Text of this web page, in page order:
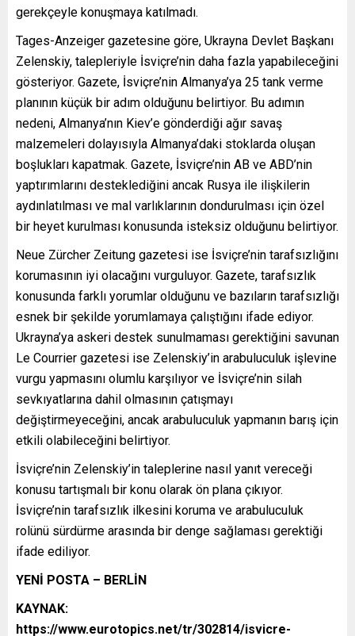
gerekçeyle konuşmaya katılmadı.
Tages-Anzeiger gazetesine göre, Ukrayna Devlet Başkanı
Zelenskiy, talepleriyle İsviçre’nin daha fazla yapabileceğini
gösteriyor. Gazete, İsviçre’nin Almanya’ya 25 tank verme
planının küçük bir adım olduğunu belirtiyor. Bu adımın
nedeni, Almanya’nın Kiev’e gönderdiği ağır savaş
malzemeleri dolayısıyla Almanya’daki stoklarda oluşan
boşlukları kapatmak. Gazete, İsviçre’nin AB ve ABD’nin
yaptırımlarını desteklediğini ancak Rusya ile ilişkilerin
aydınlatılması ve mal varlıklarının dondurulması için özel
bir heyet kurulması konusunda isteksiz olduğunu belirtiyor.
Neue Zürcher Zeitung gazetesi ise İsviçre’nin tarafsızlığını
korumasının iyi olacağını vurguluyor. Gazete, tarafsızlık
konusunda farklı yorumlar olduğunu ve bazıların tarafsızlığı
esnek bir şekilde yorumlamaya çalıştığını ifade ediyor.
Ukrayna’ya askeri destek sunulmaması gerektiğini savunan
Le Courrier gazetesi ise Zelenskiy’in arabuluculuk işlevine
vurgu yapmasını olumlu karşılıyor ve İsviçre’nin silah
sevkıyatlarına dahil olmasının çatışmayı
değiştirmeyeceğini, ancak arabuluculuk yapmanın barış için
etkili olabileceğini belirtiyor.
İsviçre’nin Zelenskiy’in taleplerine nasıl yanıt vereceği
konusu tartışmalı bir konu olarak ön plana çıkıyor.
İsviçre’nin tarafsızlık ilkesini koruma ve arabuluculuk
rolünü sürdürme arasında bir denge sağlaması gerektiği
ifade ediliyor.
YENİ POSTA – BERLİN
KAYNAK:
https://www.eurotopics.net/tr/302814/isvicre-